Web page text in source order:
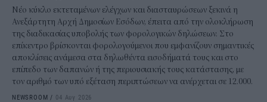
Νέο κύκλο εκτεταμένων ελέγχων και διασταυρώσεων ξεκινά η
Ανεξάρτητη Αρχή Δημοσίων Εσόδων, έπειτα από την ολοκλήρωση
της διαδικασίας υποβολής των φορολογικών δηλώσεων. Στο
επίκεντρο βρίσκονται φορολογούμενοι που εμφανίζουν σημαντικές
αποκλίσεις ανάμεσα στα δηλωθέντα εισοδήματά τους και στο
επίπεδο των δαπανών ή της περιουσιακής τους κατάστασης, με
τον αριθμό των υπό εξέταση περιπτώσεων να ανέρχεται σε 12.000.
NEWSROOM / 04 Αυγ 2026